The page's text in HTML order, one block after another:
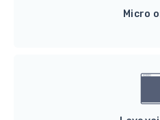
Micro